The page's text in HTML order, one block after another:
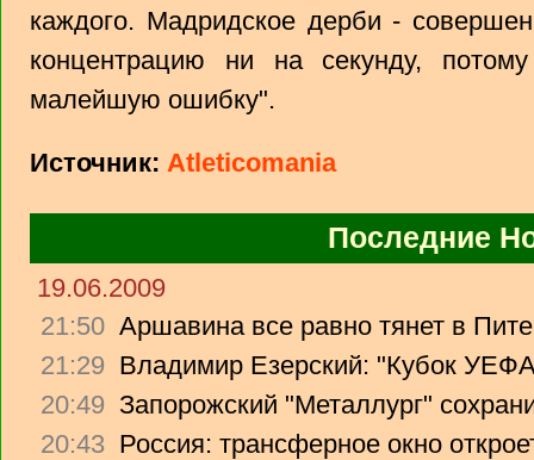
каждого. Мадридское дерби -
концентрацию ни на секунду,
малейшую ошибку".
Источник: Atleticomania
Последние
19.06.2009
21:50 Аршавина все равно тянет в
21:29 Владимир Езерский: "Кубок
20:49 Запорожский "Металлург"
20:43 Россия: трансферное окно